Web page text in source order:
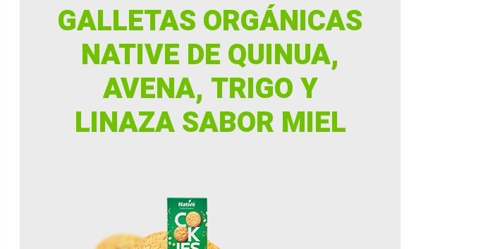
GALLETAS ORGÁNICAS
NATIVE DE QUINUA,
AVENA, TRIGO Y
LINAZA SABOR MIEL